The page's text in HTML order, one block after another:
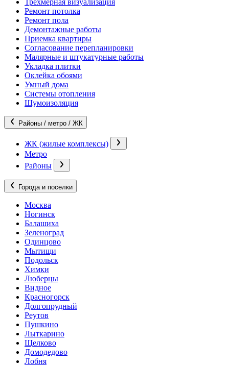
Трехмерная визуализация
Ремонт потолка
Ремонт пола
Демонтажные работы
Приемка квартиры
Согласование перепланировки
Малярные и штукатурные работы
Укладка плитки
Оклейка обоями
Умный дома
Системы отопления
Шумоизоляция
Районы / метро / ЖК
ЖК (жилые комплексы)
Метро
Районы
Города и поселки
Москва
Ногинск
Балашиха
Зеленоград
Одинцово
Мытищи
Подольск
Химки
Люберцы
Видное
Красногорск
Долгопрудный
Реутов
Пушкино
Лыткарино
Щелково
Домодедово
Лобня